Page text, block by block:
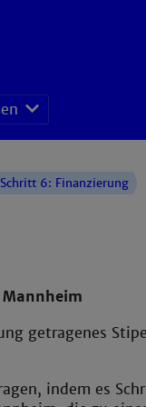
Schritt 6: Finanzierung
Mannheim
getragenes
indem es